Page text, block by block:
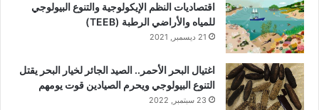
اقتصاديات النظم الإيكولوجية والتنوع البيولوجي
للمياه والأراضي الرطبة (TEEB)
21 ديسمبر, 2021
اغتيال البحر الأحمر.. الصيد الجائر لخيار البحر يقتل
التنوع البيولوجي ويحرم الصيادين قوت يومهم
23 سبتمبر, 2022